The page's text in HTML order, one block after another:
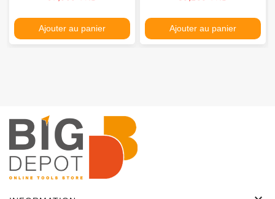
Ajouter au panier Ajouter au panier